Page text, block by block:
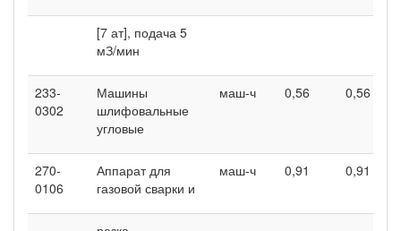
[7 ат], подача 5
мЗ/мин
233-
0302
Машины
шлифовальные
угловые
маш-ч 0,56 0,56
270-
0106
Аппарат для
газовой сварки и
маш-ч 0,91 0,91